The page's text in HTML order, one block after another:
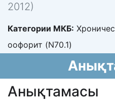
2012)
Категории МКБ:
оофорит (N70.1)
Анықтамасы